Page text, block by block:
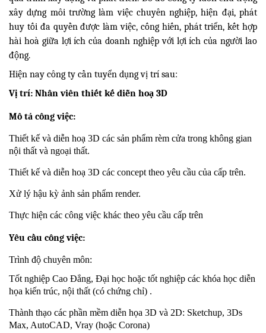
xây dựng môi trường làm việc chuyên nghiệp, hiện đại, phát
huy tối đa quyền được làm việc, cống hiến, phát triển, kết hợp
hài hoà giữa lợi ích của doanh nghiệp với lợi ích của người lao
động.
Hiện nay công ty cần tuyển dụng vị trí sau:
Vị trí: Nhân viên thiết kế diễn hoạ 3D
Mô tả công việc:
Thiết kế và diễn hoạ 3D các sản phẩm rèm cửa trong không gian
nội thất và ngoại thất.
Thiết kế và diễn hoạ 3D các concept theo yêu cầu của cấp trên.
Xử lý hậu kỳ ảnh sản phẩm render.
Thực hiện các công việc khác theo yêu cầu cấp trên
Yêu cầu công việc:
Trình độ chuyên môn:
Tốt nghiệp Cao Đẳng, Đại học hoặc tốt nghiệp các khóa học diễn
họa kiến trúc, nội thất (có chứng chỉ) .
Thành thạo các phần mềm diễn họa 3D và 2D: Sketchup, 3Ds
Max, AutoCAD, Vray (hoặc Corona)